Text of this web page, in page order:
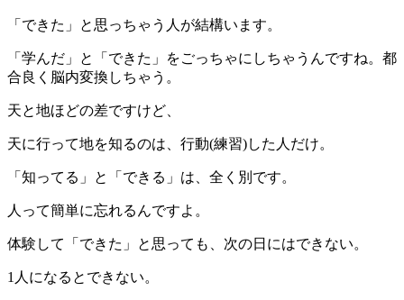
「できた」と思っちゃう人が結構います。
「学んだ」と「できた」をごっちゃにしちゃうんですね。都
合良く脳内変換しちゃう。
天と地ほどの差ですけど、
天に行って地を知るのは、行動(練習)した人だけ。
「知ってる」と「できる」は、全く別です。
人って簡単に忘れるんですよ。
体験して「できた」と思っても、次の日にはできない。
1人になるとできない。